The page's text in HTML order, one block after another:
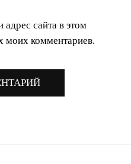
сайта в этом
моих комментариев.